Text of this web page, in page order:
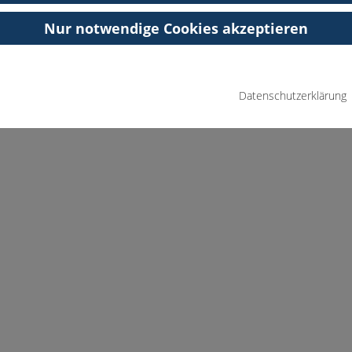
Nur notwendige Cookies akzeptieren
Datenschutzerklärung